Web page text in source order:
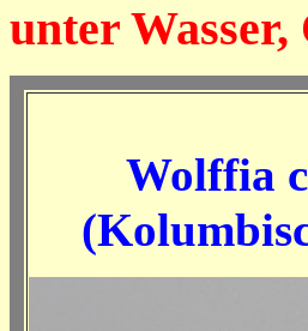
unter
Wolffia